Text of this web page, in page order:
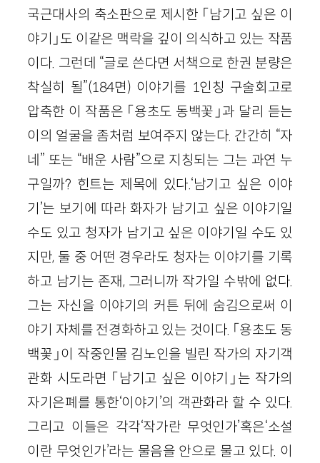
국근대사의 축소판으로 제시한 「남기고 싶은 이
야기」도 이같은 맥락을 깊이 의식하고 있는 작품
이다. 그런데 “글로 쓴다면 서책으로 한권 분량은
착실히 될”(184면) 이야기를 1인칭 구술회고로
압축한 이 작품은 「용초도 동백꽃」과 달리 듣는
이의 얼굴을 좀처럼 보여주지 않는다. 간간히 “자
네” 또는 “배운 사람”으로 지칭되는 그는 과연 누
구일까? 힌트는 제목에 있다.‘남기고 싶은 이야
기’는 보기에 따라 화자가 남기고 싶은 이야기일
수도 있고 청자가 남기고 싶은 이야기일 수도 있
지만, 둘 중 어떤 경우라도 청자는 이야기를 기록
하고 남기는 존재, 그러니까 작가일 수밖에 없다.
그는 자신을 이야기의 커튼 뒤에 숨김으로써 이
야기 자체를 전경화하고 있는 것이다. 「용초도 동
백꽃」이 작중인물 김노인을 빌린 작가의 자기객
관화 시도라면 「남기고 싶은 이야기」는 작가의
자기은폐를 통한‘이야기’의 객관화라 할 수 있다.
그리고 이들은 각각‘작가란 무엇인가’혹은‘소설
이란 무엇인가’라는 물음을 안으로 물고 있다. 이